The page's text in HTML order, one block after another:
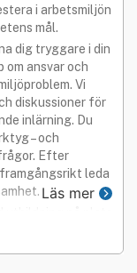
i arbetsmiljön
mål.
dig tryggare i din
om ansvar och
Vi
diskussioner för
inlärning. Du
– och
Efter
leda
Läs mer